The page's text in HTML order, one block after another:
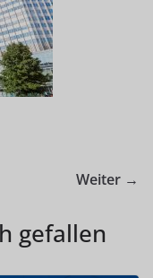
Weiter →
gefallen